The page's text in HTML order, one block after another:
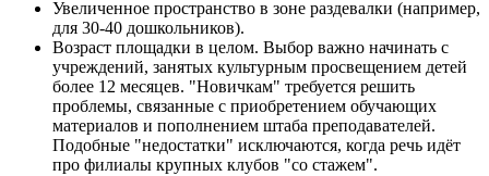
Увеличенное пространство в зоне раздевалки (например,
для 30-40 дошкольников).
Возраст площадки в целом. Выбор важно начинать с
учреждений, занятых культурным просвещением детей
более 12 месяцев. "Новичкам" требуется решить
проблемы, связанные с приобретением обучающих
материалов и пополнением штаба преподавателей.
Подобные "недостатки" исключаются, когда речь идёт
про филиалы крупных клубов "со стажем".